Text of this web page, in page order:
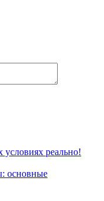
реально!
основные